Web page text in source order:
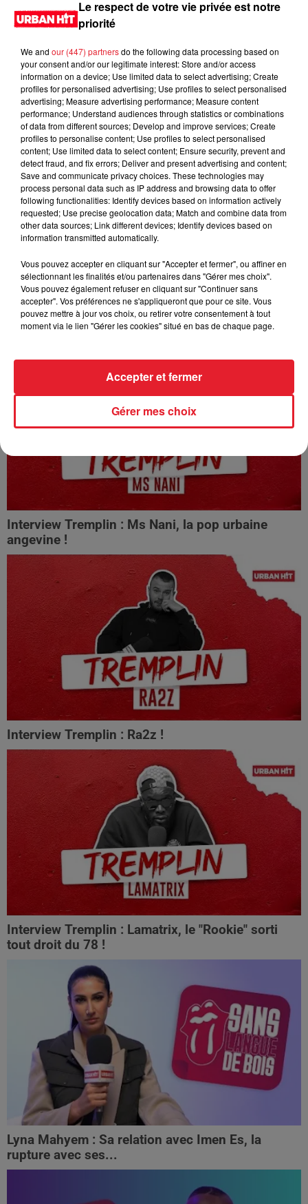
Interview Tremplin : 2Raffale, de la cour de récré'
à la scène !
Gambino La MG : Gambinerie, son choix de
carrière en solo, sa...
Interview Tremplin : Ms Nani, la pop urbaine
angevine !
Interview Tremplin : Ra2z !
Interview Tremplin : Lamatrix, le "Rookie" sorti
tout droit du 78 !
Lyna Mahyem : Sa relation avec Imen Es, la
rupture avec ses...
Le respect de votre vie privée est notre
priorité
We and our (447) partnersdo the following data processing based on
your consent and/or our legitimate interest: Store and/or access
information on a device; Use limited data to select advertising; Create
profiles for personalised advertising; Use profiles to select personalised
advertising; Measure advertising performance; Measure content
performance; Understand audiences through statistics or combinations
of data from different sources; Develop and improve services; Create
profiles to personalise content; Use profiles to select personalised
content; Use limited data to select content; Ensure security, prevent and
detect fraud, and fix errors; Deliver and present advertising and content;
Save and communicate privacy choices. These technologies may
process personal data such as IP address and browsing data to offer
following functionalities: Identify devices based on information actively
requested; Use precise geolocation data; Match and combine data from
other data sources; Link different devices; Identify devices based on
information transmitted automatically.
Vous pouvez accepter en cliquant sur "Accepter et fermer", ou affiner en
sélectionnant les finalités et/ou partenaires dans "Gérer mes choix".
Vous pouvez également refuser en cliquant sur "Continuer sans
accepter". Vos préférences ne s'appliqueront que pour ce site. Vous
pouvez mettre à jour vos choix, ou retirer votre consentement à tout
moment via le lien "Gérer les cookies" situé en bas de chaque page.
Gérer mes choix
Accepter et fermer